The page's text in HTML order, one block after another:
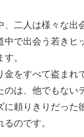
二人は様々な出
中で出会う若きヒ
。
金をすべて盗まれ
のは、他でもない
に頼りきりだった
のです。